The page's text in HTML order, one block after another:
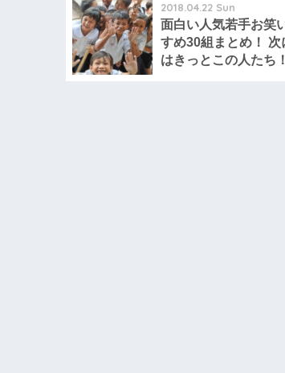
2018.04.22 Sun
面白い人気若手お笑
すめ30組まとめ！ 次
はきっとこの人たち！